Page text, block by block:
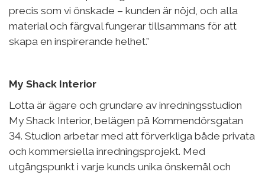
precis som vi önskade – kunden är nöjd, och alla
material och färgval fungerar tillsammans för att
skapa en inspirerande helhet.”
My Shack Interior
Lotta är ägare och grundare av inredningsstudion
My Shack Interior, belägen på Kommendörsgatan
34. Studion arbetar med att förverkliga både privata
och kommersiella inredningsprojekt. Med
utgångspunkt i varje kunds unika önskemål och